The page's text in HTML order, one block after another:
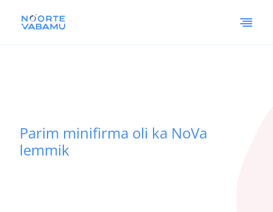
Parim minifirma oli ka NoVa
lemmik